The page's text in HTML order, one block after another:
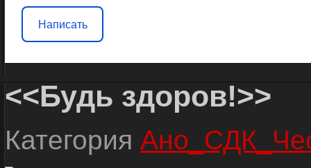
Написать
<<Будь здоров!>>
Категория